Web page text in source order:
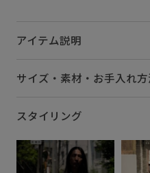
アイテム説明
サイズ・素材・お手入れ方
スタイリング